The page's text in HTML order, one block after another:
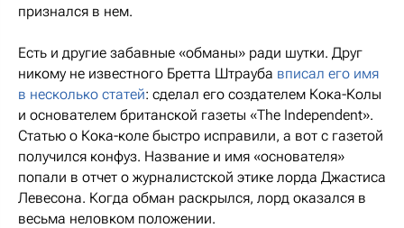
признался в нем.
Есть и другие забавные «обманы» ради шутки. Друг
никому не известного Бретта Штрауба вписал его имя
в несколько статей: сделал его создателем Кока-Колы
и основателем британской газеты «The Independent».
Статью о Кока-коле быстро исправили, а вот с газетой
получился конфуз. Название и имя «основателя»
попали в отчет о журналистской этике лорда Джастиса
Левесона. Когда обман раскрылся, лорд оказался в
весьма неловком положении.